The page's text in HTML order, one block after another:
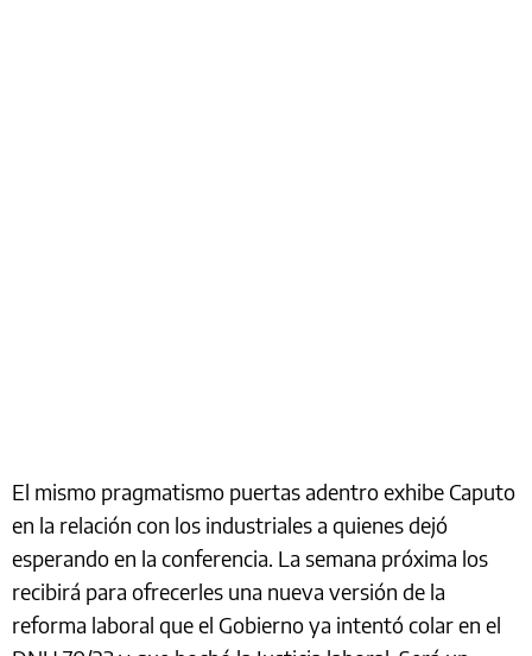
El mismo pragmatismo puertas adentro exhibe Caputo
en la relación con los industriales a quienes dejó
esperando en la conferencia. La semana próxima los
recibirá para ofrecerles una nueva versión de la
reforma laboral que el Gobierno ya intentó colar en el